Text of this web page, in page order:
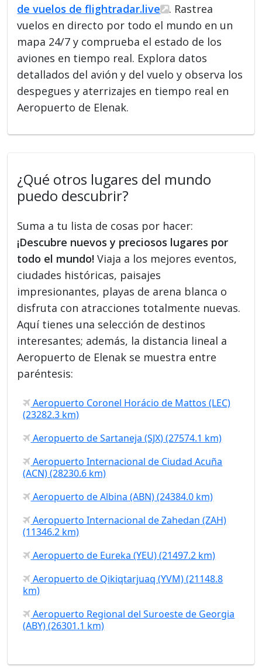
de vuelos de flightradar.live
. Rastrea
vuelos en directo por todo el mundo en un
mapa 24/7 y comprueba el estado de los
aviones en tiempo real. Explora datos
detallados del avión y del vuelo y observa los
despegues y aterrizajes en tiempo real en
Aeropuerto de Elenak.
¿Qué otros lugares del mundo
puedo descubrir?
Suma a tu lista de cosas por hacer:
¡Descubre nuevos y preciosos lugares por
todo el mundo! Viaja a los mejores eventos,
ciudades históricas, paisajes
impresionantes, playas de arena blanca o
disfruta con atracciones totalmente nuevas.
Aquí tienes una selección de destinos
interesantes; además, la distancia lineal a
Aeropuerto de Elenak se muestra entre
paréntesis:
Aeropuerto Coronel Horácio de Mattos (LEC)
(23282.3 km)
Aeropuerto de Sartaneja (SJX) (27574.1 km)
Aeropuerto Internacional de Ciudad Acuña
(ACN) (28230.6 km)
Aeropuerto de Albina (ABN) (24384.0 km)
Aeropuerto Internacional de Zahedan (ZAH)
(11346.2 km)
Aeropuerto de Eureka (YEU) (21497.2 km)
Aeropuerto de Qikiqtarjuaq (YVM) (21148.8
km)
Aeropuerto Regional del Suroeste de Georgia
(ABY) (26301.1 km)